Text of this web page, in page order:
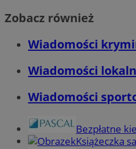
Zobacz również
Wiadomości
Wiadomości
Wiadomości
Bezpłatne
Książeczka